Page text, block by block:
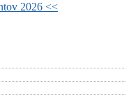
2026 <<